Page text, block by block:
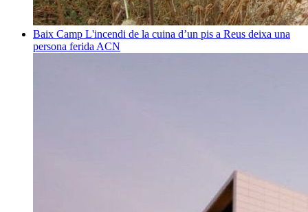
Baix Camp L'incendi de la cuina d’un pis a Reus deixa una
persona ferida ACN